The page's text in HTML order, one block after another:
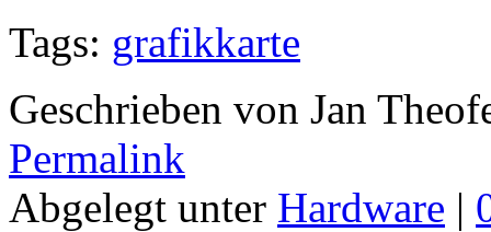
Tags: grafikkarte
Geschrieben von Jan
Permalink
Abgelegt unter Hardware |